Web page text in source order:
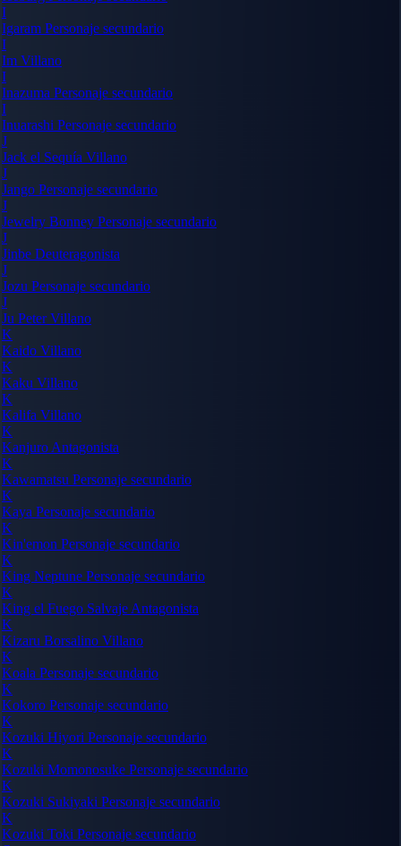
I
Igaram Personaje secundario
I
Im Villano
I
Inazuma Personaje secundario
I
Inuarashi Personaje secundario
J
Jack el Sequía Villano
J
Jango Personaje secundario
J
Jewelry Bonney Personaje secundario
J
Jinbe Deuteragonista
J
Jozu Personaje secundario
J
Ju PeterVillano
K
Kaido Villano
K
Kaku Villano
K
Kalifa Villano
K
Kanjuro Antagonista
K
Kawamatsu Personaje secundario
K
Kaya Personaje secundario
K
Kin'emon Personaje secundario
K
King Neptune Personaje secundario
K
King el Fuego Salvaje Antagonista
K
Kizaru Borsalino Villano
K
Koala Personaje secundario
K
Kokoro Personaje secundario
K
Kozuki Hiyori Personaje secundario
K
Kozuki Momonosuke Personaje secundario
K
Kozuki Sukiyaki Personaje secundario
K
Kozuki Toki Personaje secundario